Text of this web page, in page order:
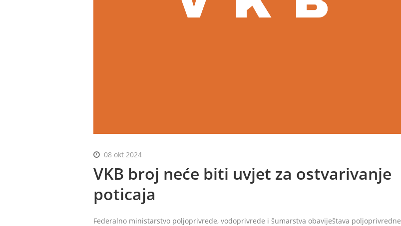
08 okt 2024
VKB broj neće biti uvjet za ostvarivanje
poticaja
Federalno ministarstvo poljoprivrede, vodoprivrede i šumarstva obaviještava poljoprivredne